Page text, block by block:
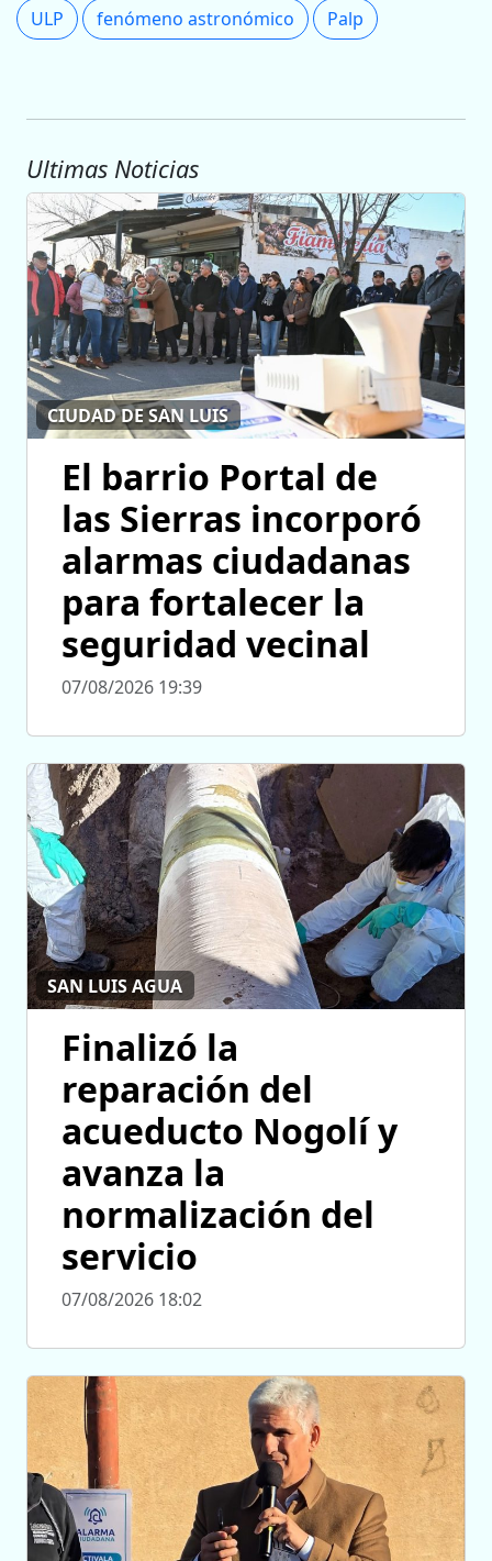
ULP fenómeno astronómico Palp
Ultimas Noticias
CIUDAD DE SAN LUIS
El barrio Portal de
las Sierras incorporó
alarmas ciudadanas
para fortalecer la
seguridad vecinal
07/08/2026 19:39
SAN LUIS AGUA
Finalizó la
reparación del
acueducto Nogolí y
avanza la
normalización del
servicio
07/08/2026 18:02